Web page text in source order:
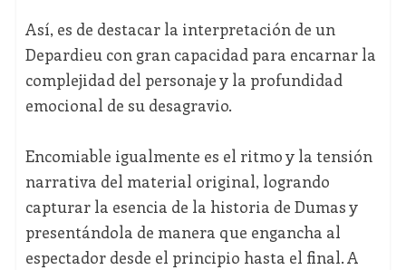
Así, es de destacar la interpretación de un
Depardieu con gran capacidad para encarnar la
complejidad del personaje y la profundidad
emocional de su desagravio.
Encomiable igualmente es el ritmo y la tensión
narrativa del material original, logrando
capturar la esencia de la historia de Dumas y
presentándola de manera que engancha al
espectador desde el principio hasta el final. A